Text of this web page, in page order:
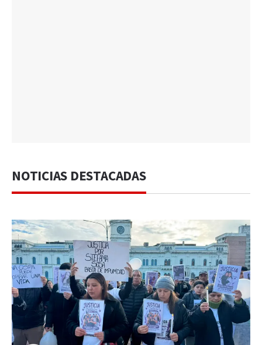
NOTICIAS DESTACADAS